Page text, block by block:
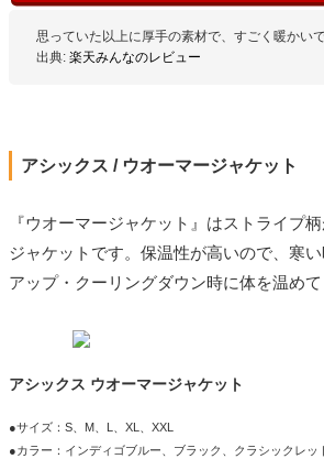
思っていた以上に厚手の素材で、すごく暖かいで
出典: 楽天みんなのレビュー
アシックス / ウオーマージャケット
『ウオーマージャケット』はストライプ
ジャケットです。保温性が高いので、寒
アップ・クーリングダウン時に体を温めて
アシックス ウオーマージャケット
●サイズ：S、M、L、XL、XXL
●カラー：インディゴブルー、ブラック、クラシックレッ